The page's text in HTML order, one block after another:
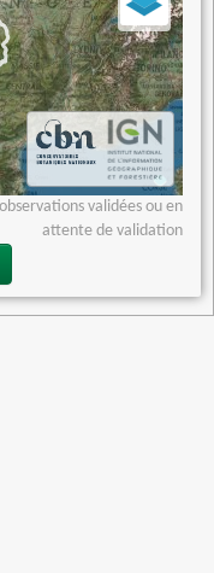
validées ou en
attente de validation